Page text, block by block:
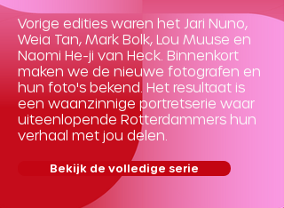
Vorige edities waren het Jari Nuno,
Weia Tan, Mark Bolk, Lou Muuse en
Naomi He-ji van Heck. Binnenkort
maken we de nieuwe fotografen en
hun foto's bekend. Het resultaat is
een waanzinnige portretserie waar
uiteenlopende Rotterdammers hun
verhaal met jou delen.
Bekijk de volledige serie